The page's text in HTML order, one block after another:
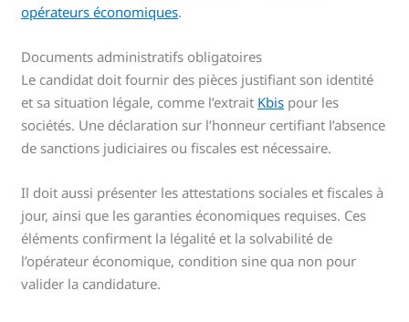
opérateurs économiques.
Documents administratifs obligatoires
Le candidat doit fournir des pièces justifiant son identité
et sa situation légale, comme l’extrait Kbis pour les
sociétés. Une déclaration sur l’honneur certifiant l’absence
de sanctions judiciaires ou fiscales est nécessaire.
Il doit aussi présenter les attestations sociales et fiscales à
jour, ainsi que les garanties économiques requises. Ces
éléments confirment la légalité et la solvabilité de
l’opérateur économique, condition sine qua non pour
valider la candidature.